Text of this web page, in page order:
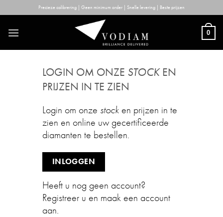
to
content
Precieze calibrering | Geen minimum order | Snelle levering | Beste prijzen
0
LOGIN OM ONZE STOCKEN
PRIJZEN IN TE ZIEN
Login om onze stock en prijzen in te
zien en online uw gecertificeerde
diamanten te bestellen.
INLOGGEN
Heeft u nog geen account?
Registreer u en maak een account
aan.